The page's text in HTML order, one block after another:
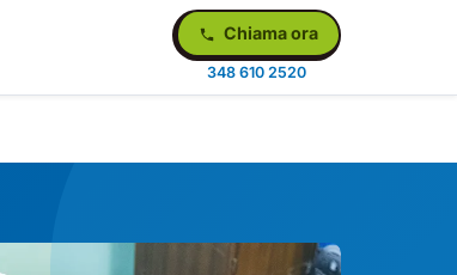
Chiama ora
348 610 2520